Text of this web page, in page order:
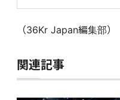
（36Kr Japan編集部）
関連記事